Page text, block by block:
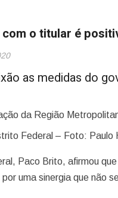
o titular é
as medidas do
Federal – Foto: Paulo
Paco Brito, afirmou
uma sinergia que não